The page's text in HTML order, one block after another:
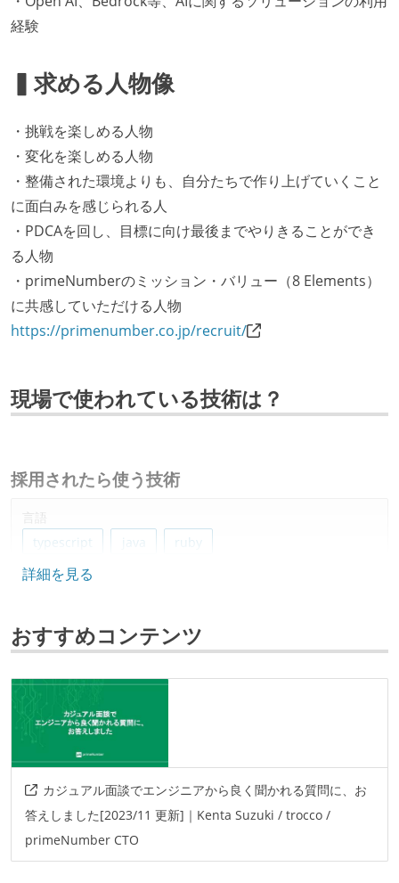
経験
▍求める人物像
・挑戦を楽しめる人物
・変化を楽しめる人物
・整備された環境よりも、自分たちで作り上げていくこと
に面白みを感じられる人
・PDCAを回し、目標に向け最後までやりきることができ
る人物
・primeNumberのミッション・バリュー（8 Elements）
に共感していただける人物
https://primenumber.co.jp/recruit/
現場で使われている技術は？
採用されたら使う技術
言語
typescript
java ruby
フレームワーク
ソースコード管理
git
プロジェクト管理
情報共有ツール
slack
confluence
詳細を見る
おすすめコンテンツ
カジュアル面談でエンジニアから良く聞かれる質問に、お
答えしました[2023/11 更新]｜Kenta Suzuki / trocco /
primeNumber CTO